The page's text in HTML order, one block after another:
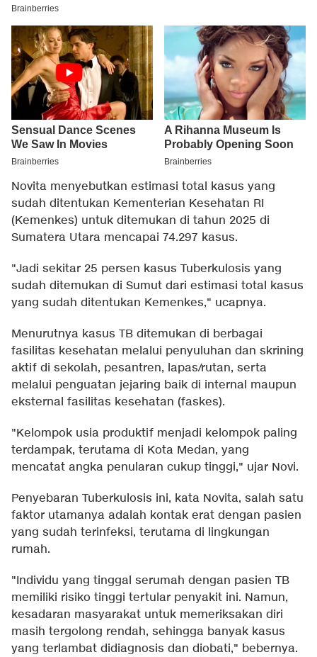
Novita menyebutkan estimasi total kasus yang
sudah ditentukan Kementerian Kesehatan RI
(Kemenkes) untuk ditemukan di tahun 2025 di
Sumatera Utara mencapai 74.297 kasus.
"Jadi sekitar 25 persen kasus Tuberkulosis yang
sudah ditemukan di Sumut dari estimasi total kasus
yang sudah ditentukan Kemenkes," ucapnya.
Menurutnya kasus TB ditemukan di berbagai
fasilitas kesehatan melalui penyuluhan dan skrining
aktif di sekolah, pesantren, lapas/rutan, serta
melalui penguatan jejaring baik di internal maupun
eksternal fasilitas kesehatan (faskes).
"Kelompok usia produktif menjadi kelompok paling
terdampak, terutama di Kota Medan, yang
mencatat angka penularan cukup tinggi," ujar Novi.
Penyebaran Tuberkulosis ini, kata Novita, salah satu
faktor utamanya adalah kontak erat dengan pasien
yang sudah terinfeksi, terutama di lingkungan
rumah.
"Individu yang tinggal serumah dengan pasien TB
memiliki risiko tinggi tertular penyakit ini. Namun,
kesadaran masyarakat untuk memeriksakan diri
masih tergolong rendah, sehingga banyak kasus
yang terlambat didiagnosis dan diobati," bebernya.